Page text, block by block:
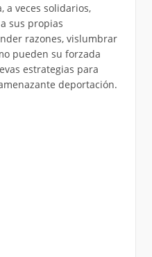
a veces solidarios,
sus propias
razones, vislumbrar
pueden su forzada
estrategias para
deportación.